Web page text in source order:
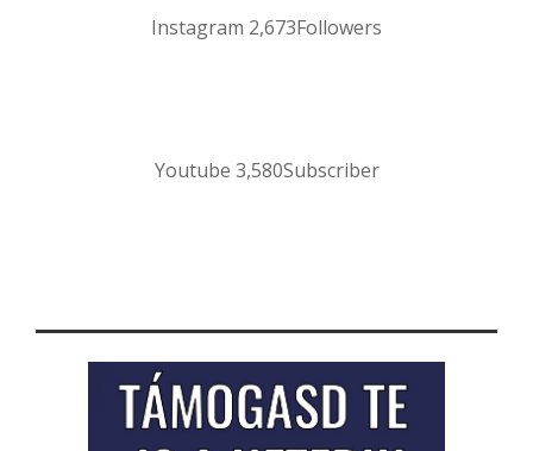
Instagram 2,673Followers
Youtube 3,580Subscriber